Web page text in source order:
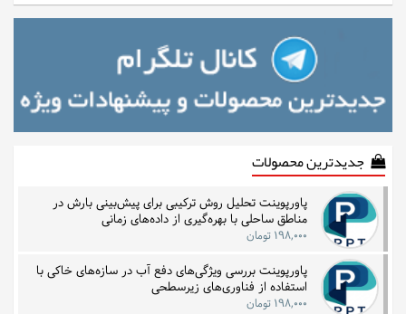
جدیدترین محصولات
پاورپوینت تحلیل روش ترکیبی برای پیش‌بینی بارش در
مناطق ساحلی با بهره‌گیری از داده‌های زمانی
۱۹۸,۰۰۰ تومان
پاورپوینت بررسی ویژگی‌های دفع آب در سازه‌های خاکی با
استفاده از فناوری‌های زیرسطحی
۱۹۸,۰۰۰ تومان